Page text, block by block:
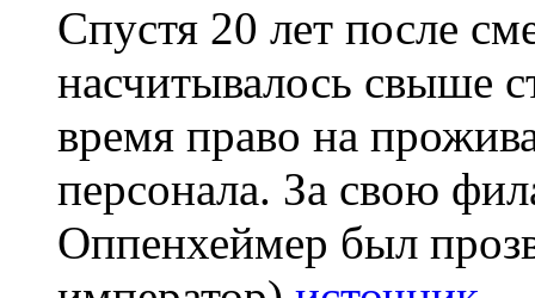
Спустя 20 лет после
насчитывалось свыше
время право на
персонала. За свою
Оппенхеймер был